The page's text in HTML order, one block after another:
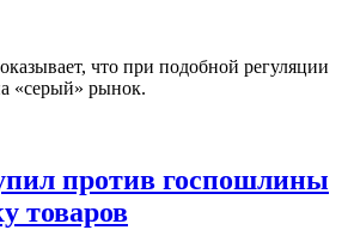
что при подобной регуляции
«серый» рынок.
против госпошлины
товаров